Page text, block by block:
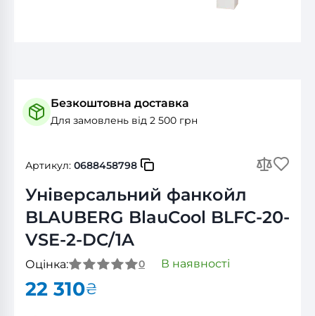
Безкоштовна доставка
Для замовлень від 2 500 грн
Артикул: 0688458798
Універсальний фанкойл
BLAUBERG BlauCool BLFC-20-
VSE-2-DC/1A
Оцінка: 0 В наявності
22 310₴